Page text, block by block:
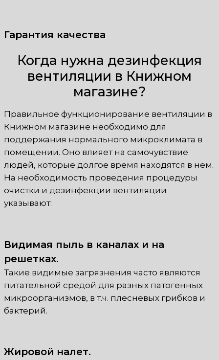
Гарантия качества
Когда нужна дезинфекция
вентиляции в Книжном
магазине?
Правильное функционирование вентиляции в
Книжном магазине необходимо для
поддержания нормального микроклимата в
помещении. Оно влияет на самочувствие
людей, которые долгое время находятся в нем.
На необходимость проведения процедуры
очистки и дезинфекции вентиляции
указывают:
Видимая пыль в каналах и на
решетках.
Такие видимые загрязнения часто являются
питательной средой для разных патогенных
микроорганизмов, в т.ч. плесневых грибков и
бактерий.
Жировой налет.